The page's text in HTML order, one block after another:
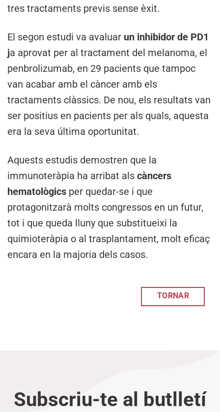
tres tractaments previs sense èxit.
El segon estudi va avaluar un inhibidor de PD1
ja aprovat per al tractament del melanoma, el
penbrolizumab, en 29 pacients que tampoc
van acabar amb el càncer amb els
tractaments clàssics. De nou, els resultats van
ser positius en pacients per als quals, aquesta
era la seva última oportunitat.
Aquests estudis demostren que la
immunoteràpia ha arribat als càncers
hematològics per quedar-se i que
protagonitzarà molts congressos en un futur,
tot i que queda lluny que substitueixi la
quimioteràpia o al trasplantament, molt eficaç
encara en la majoria dels casos.
TORNAR
Subscriu-te al butlletí